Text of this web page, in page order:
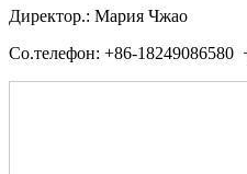
Директор.: Мария Чжао
Со.телефон: +86-18249086580